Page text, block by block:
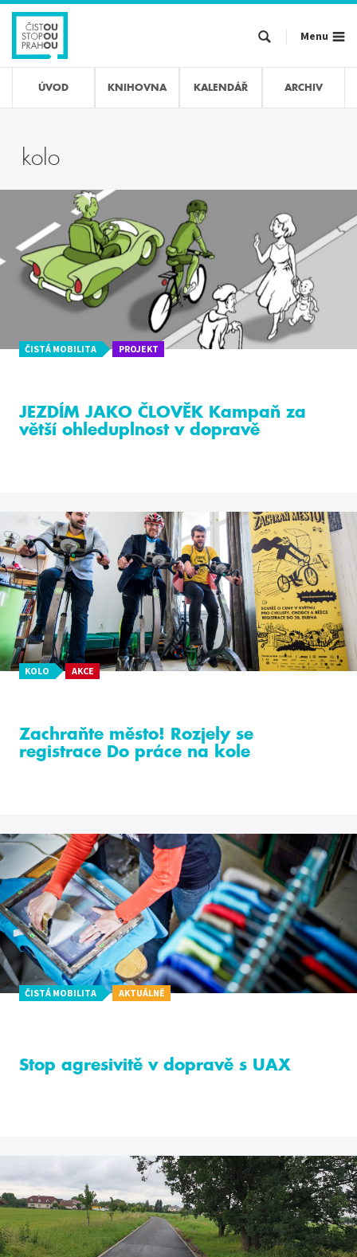
Přejít
hlavnímu
obsahu
Menu
ÚVOD KNIHOVNA KALENDÁŘ ARCHIV
kolo
ČISTÁ MOBILITA PROJEKT
JEZDÍM JAKO ČLOVĚK Kampaň za
větší ohleduplnost v dopravě
KOLO AKCE
Zachraňte město! Rozjely se
registrace Do práce na kole
ČISTÁ MOBILITA AKTUÁLNĚ
Stop agresivitě v dopravě s UAX